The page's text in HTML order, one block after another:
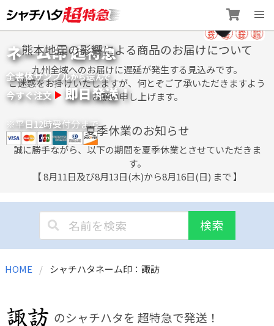
to
content
ネーム印 超特急
全書体サンプルから選んで
今すぐ注文 即日発送！
※平日12時受付分まで
熊本地震の影響による商品のお届けについて
九州全域へのお届けに遅延が発生する見込みです。
ご迷惑をお掛けいたしますが、何とぞご了承いただきますよう
お願い申し上げます。
夏季休業のお知らせ
誠に勝手ながら、以下の期間を夏季休業とさせていただきま
す。
【 8月11日及び8月13日(木)から8月16日(日) まで 】
検索
HOME シャチハタネーム印：諏訪
のシャチハタを 超特急で発送！